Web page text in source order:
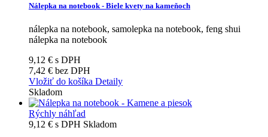
Nálepka na notebook - Biele kvety na kameňoch
nálepka na notebook, samolepka na notebook, feng shui
nálepka na notebook
9,12 € s DPH
7,42 € bez DPH
Vložiť do košíka Detaily
Skladom
Rýchly náhľad
9,12 € s DPH Skladom